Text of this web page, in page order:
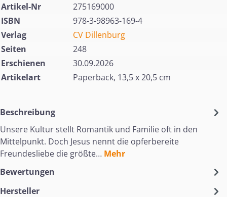
Artikel-Nr
275169000
ISBN
978-3-98963-169-4
Verlag
CV Dillenburg
Seiten
248
Erschienen
30.09.2026
Artikelart
Paperback, 13,5 x 20,5 cm
Beschreibung
Unsere Kultur stellt Romantik und Familie oft in den
Mittelpunkt. Doch Jesus nennt die opferbereite
Freundesliebe die größte… Mehr
Bewertungen
Hersteller